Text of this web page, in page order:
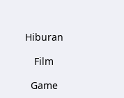
Hiburan
Film
Game